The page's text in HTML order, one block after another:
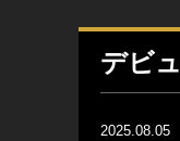
デビ
2025.08.05